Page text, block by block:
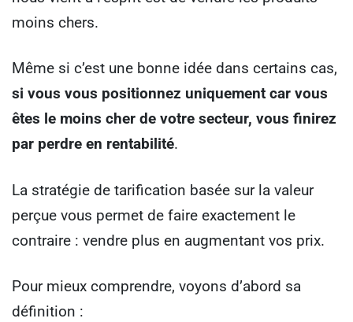
moins chers.
Même si c’est une bonne idée dans certains cas,
si vous vous positionnez uniquement car vous
êtes le moins cher de votre secteur, vous finirez
par perdre en rentabilité.
La stratégie de tarification basée sur la valeur
perçue vous permet de faire exactement le
contraire : vendre plus en augmentant vos prix.
Pour mieux comprendre, voyons d’abord sa
définition :